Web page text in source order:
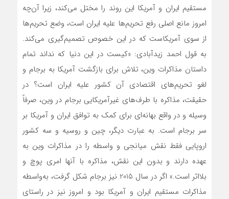
مستقيم ايران و آمريکا اين روند را مختل مي‌کند، زيرا آن‌چه
امروز مانع اصلي رفع تحريم‌ها عليه ايران است، وضع تحريم‌ها
از سوي آمريکاست که در اين خصوص تصميم‌گيري مي‌کند.
به قول احمد زيدآبادي: «کيست در اين دنيا که نداند تمام
داستان مذاکرات وين، تلاش براي بازگشت آمريکا به برجام و
لغو تحريم‌هاي اقتصادي آن کشور عليه ايران است؟ در
حقيقت، مذاکره با طرف‌هاي غيرآمريکايي برجام در وين، صرفاً
وسيله و در واقع بهانه‌اي براي کمک به توافق ايران و آمريکا بر
سر برجام است. به عبارت ديگر، چين و روسيه و سه کشور
اروپايي فقط نقش ميانجي و واسطه را در مذاکرات وين به
عهده دارند و بدون اين نقش، مذاکره با آنها امري پوچ و
بلااثر است.» اگر در سال 2015 نيز برجام شکل گرفت، به‌واسطه
مذاکرات مستقيم ايران و آمريکا بود و امروز نيز در راستاي